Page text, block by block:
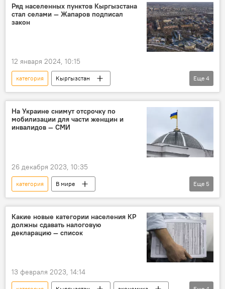
Ряд населенных пунктов Кыргызстана
стал селами — Жапаров подписал
закон
12 января 2024, 10:15
категория
Кыргызстан
населенные пункты
село
указ
Садыр Жапаров
Еще 4
На Украине снимут отсрочку по
мобилизации для части женщин и
инвалидов — СМИ
26 декабря 2023, 10:35
категория
В мире
Спецоперация России по защите Донбасса
законопроект
увеличение
Еще 5
Какие новые категории населения КР
должны сдавать налоговую
декларацию — список
13 февраля 2023, 14:14